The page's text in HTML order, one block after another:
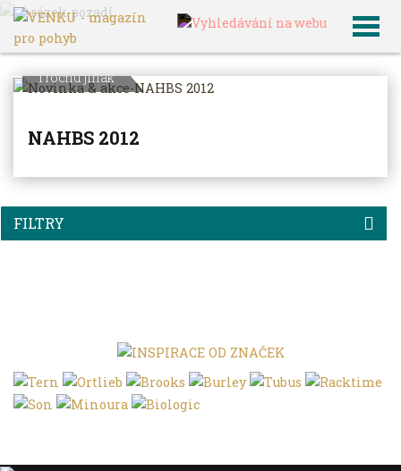
VENKU Archiv článků
FILTRY
Trochu jinak
NAHBS 2012